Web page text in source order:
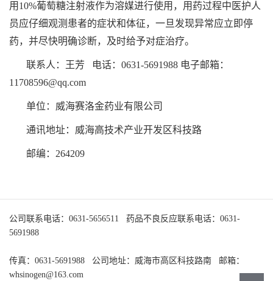
用10%葡萄糖注射液作为溶媒进行使用，用药过程中医护人
员应仔细观测患者的症状和体征，一旦发现异常应立即停
药，并尽快明确诊断，及时给予对症治疗。
联系人：王芳 电话：0631-5691988 电子邮箱：
11708596@qq.com
单位：威海赛洛金药业有限公司
通讯地址：威海高技术产业开发区科技路
邮编：264209
公司联系电话：0631-5656511 药品不良反应联系电话：0631-
5691988
传真：0631-5691988 公司地址：威海市高区科技路南 邮箱：
whsinogen@163.com